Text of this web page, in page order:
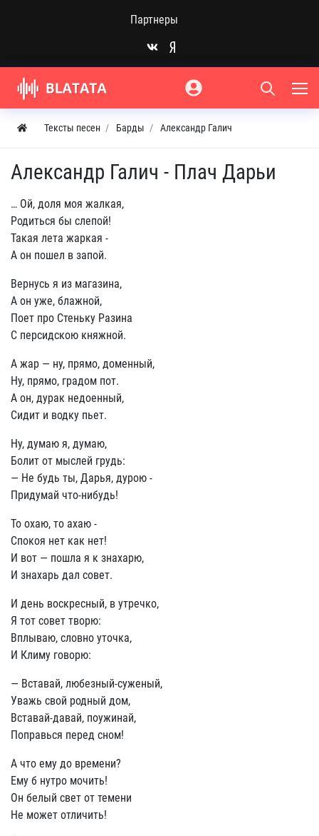
Партнеры
Тексты песен Барды Александр Галич
Александр Галич - Плач Дарьи
… Ой, доля моя жалкая,
Родиться бы слепой!
Такая лета жаркая -
А он пошел в запой.
Вернусь я из магазина,
А он уже, блажной,
Поет про Стеньку Разина
С персидскою княжной.
А жар — ну, прямо, доменный,
Ну, прямо, градом пот.
А он, дурак недоенный,
Сидит и водку пьет.
Ну, думаю я, думаю,
Болит от мыслей грудь:
— Не будь ты, Дарья, дурою -
Придумай что-нибудь!
То охаю, то ахаю -
Спокоя нет как нет!
И вот — пошла я к знахарю,
И знахарь дал совет.
И день воскресный, в утречко,
Я тот совет творю:
Вплываю, словно уточка,
И Климу говорю:
— Вставай, любезный-суженый,
Уважь свой родный дом,
Вставай-давай, поужинай,
Поправься перед сном!
А что ему до времени?
Ему б нутро мочить!
Он белый свет от темени
Не может отличить!